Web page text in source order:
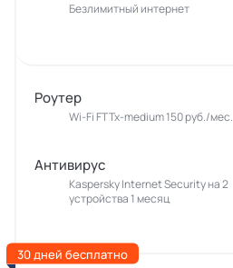
Безлимитный интернет
Роутер
Wi-Fi FTTx-medium 150 руб./мес.
Антивирус
Kaspersky Internet Security на 2
устройства 1 месяц
30 дней бесплатно